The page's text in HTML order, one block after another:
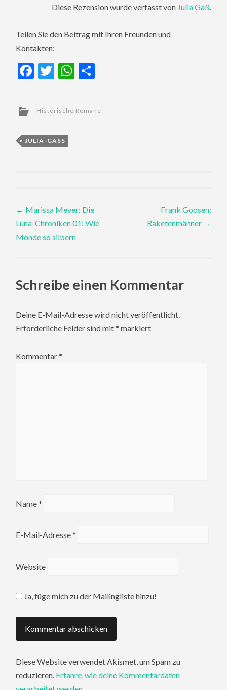
Diese Rezension wurde verfasst von Julia Gaß.
Teilen Sie den Beitrag mit Ihren Freunden und
Kontakten:
Facebook
TwitterWhatsApp
Historische Romane
JULIA-GASS
Post
navigation
← Marissa Meyer: Die
Luna-Chroniken 01: Wie
Monde so silbern
Frank Goosen:
Raketenmänner →
Schreibe einen Kommentar
Deine E-Mail-Adresse wird nicht veröffentlicht.
Erforderliche Felder sind mit* markiert
Kommentar*
Name*
E-Mail-Adresse*
Website
Ja, füge mich zu der Mailingliste hinzu!
Diese Website verwendet Akismet, um Spam zu
reduzieren. Erfahre, wie deine Kommentardaten